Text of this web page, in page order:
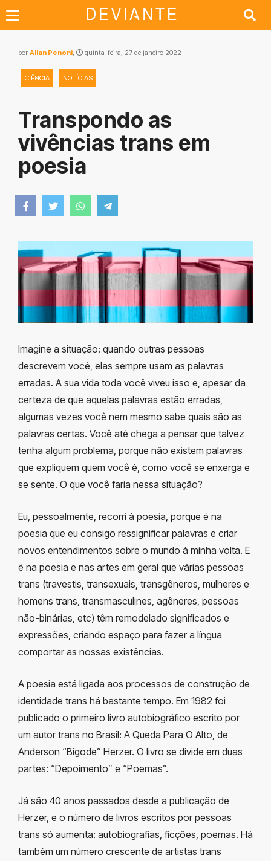
por Allan Penoni, quinta-feira, 27 de janeiro 2022
CIÊNCIA NOTÍCIAS
Transpondo as
vivências trans em
poesia
Imagine a situação: quando outras pessoas
descrevem você, elas sempre usam as palavras
erradas. A sua vida toda você viveu isso e, apesar da
certeza de que aquelas palavras estão erradas,
algumas vezes você nem mesmo sabe quais são as
palavras certas. Você até chega a pensar que talvez
tenha algum problema, porque não existem palavras
que expliquem quem você é, como você se enxerga e
se sente. O que você faria nessa situação?
Eu, pessoalmente, recorri à poesia, porque é na
poesia que eu consigo ressignificar palavras e criar
novos entendimentos sobre o mundo à minha volta. E
é na poesia e nas artes em geral que várias pessoas
trans (travestis, transexuais, transgêneros, mulheres e
homens trans, transmasculines, agêneres, pessoas
não-binárias, etc) têm remodelado significados e
expressões, criando espaço para fazer a língua
comportar as nossas existências.
A poesia está ligada aos processos de construção de
identidade trans há bastante tempo. Em 1982 foi
publicado o primeiro livro autobiográfico escrito por
um autor trans no Brasil: A Queda Para O Alto, de
Anderson “Bigode” Herzer. O livro se divide em duas
partes: “Depoimento” e “Poemas”.
Já são 40 anos passados desde a publicação de
Herzer, e o número de livros escritos por pessoas
trans só aumenta: autobiografias, ficções, poemas. Há
também um número crescente de artistas trans